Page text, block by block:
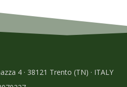
4 · 38121 Trento (TN) · ITALY